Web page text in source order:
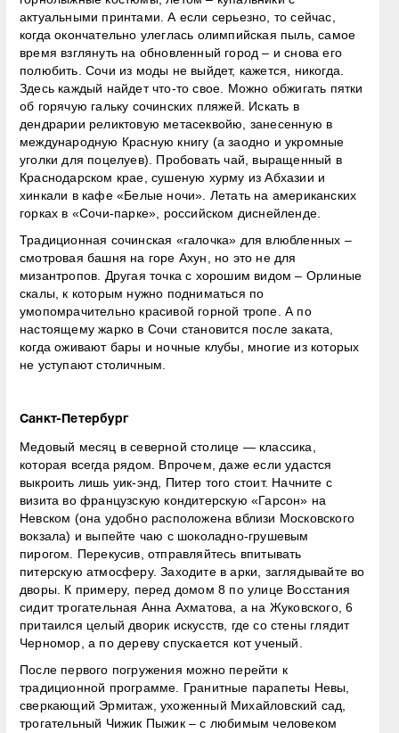
актуальными принтами. А если серьезно, то сейчас,
когда окончательно улеглась олимпийская пыль, самое
время взглянуть на обновленный город – и снова его
полюбить. Сочи из моды не выйдет, кажется, никогда.
Здесь каждый найдет что-то свое. Можно обжигать пятки
об горячую гальку сочинских пляжей. Искать в
дендрарии реликтовую метасеквойю, занесенную в
международную Красную книгу (а заодно и укромные
уголки для поцелуев). Пробовать чай, выращенный в
Краснодарском крае, сушеную хурму из Абхазии и
хинкали в кафе «Белые ночи». Летать на американских
горках в «Сочи-парке», российском диснейленде.
Традиционная сочинская «галочка» для влюбленных –
смотровая башня на горе Ахун, но это не для
мизантропов. Другая точка с хорошим видом – Орлиные
скалы, к которым нужно подниматься по
умопомрачительно красивой горной тропе. А по
настоящему жарко в Сочи становится после заката,
когда оживают бары и ночные клубы, многие из которых
не уступают столичным.
Санкт-Петербург
Медовый месяц в северной столице — классика,
которая всегда рядом. Впрочем, даже если удастся
выкроить лишь уик-энд, Питер того стоит. Начните с
визита во французскую кондитерскую «Гарсон» на
Невском (она удобно расположена вблизи Московского
вокзала) и выпейте чаю с шоколадно-грушевым
пирогом. Перекусив, отправляйтесь впитывать
питерскую атмосферу. Заходите в арки, заглядывайте во
дворы. К примеру, перед домом 8 по улице Восстания
сидит трогательная Анна Ахматова, а на Жуковского, 6
притаился целый дворик искусств, где со стены глядит
Черномор, а по дереву спускается кот ученый.
После первого погружения можно перейти к
традиционной программе. Гранитные парапеты Невы,
сверкающий Эрмитаж, ухоженный Михайловский сад,
трогательный Чижик Пыжик – с любимым человеком